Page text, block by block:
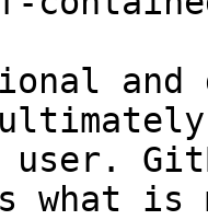
and
user.
what